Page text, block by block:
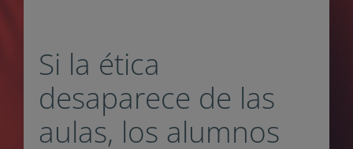
Si la ética
desaparece de las
aulas, los alumnos